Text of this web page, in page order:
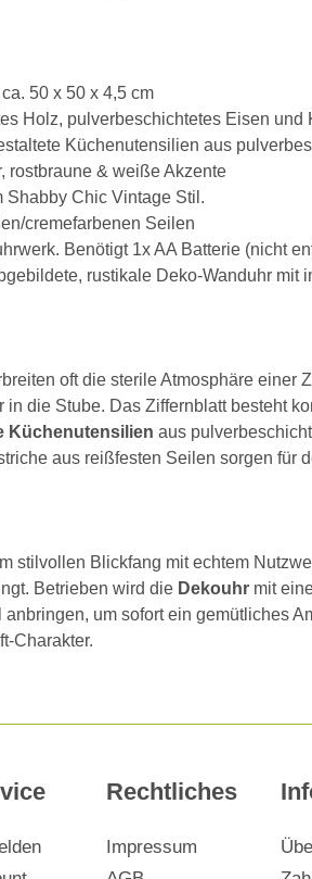
ca. 50 x 50 x 4,5 cm
Holz, pulverbeschichtetes Eisen und
Küchenutensilien aus
rostbraune & weiße Akzente
Shabby Chic Vintage Stil.
cremefarbenen Seilen
Benötigt 1x AA Batterie (nicht
rustikale Deko-Wanduhr
oft die sterile Atmosphäre einer
die Stube. Das Ziffernblatt besteht
Küchenutensilien aus
aus reißfesten Seilen sorgen für
stilvollen Blickfang mit echtem
Betrieben wird die Dekouhr mit
anbringen, um sofort ein gemütliches
Charakter.
Rechtliches
Impressum